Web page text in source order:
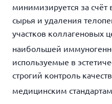
минимизируется за счёт
сырья и удаления
участков коллагеновых
наибольшей
используемые в
строгий контроль
медицинским